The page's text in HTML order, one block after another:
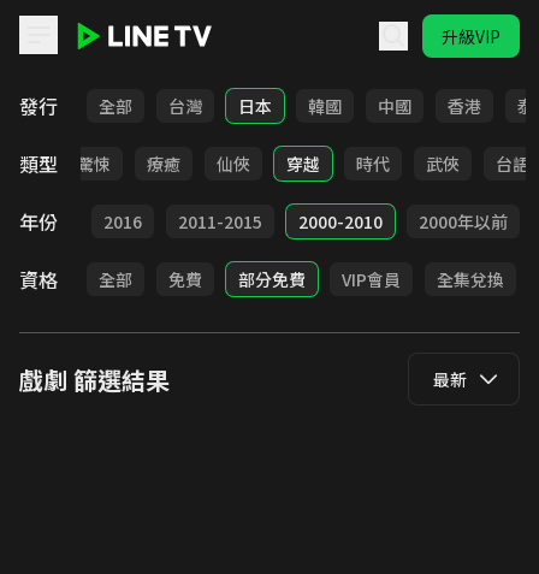
升級VIP
發行 全部 台灣 日本 韓國 中國 香港 泰
類型
奇幻 驚悚 療癒 仙俠 穿越 時代 武俠 台語
年份
2017 2016 2011-2015 2000-2010 2000年以前
資格 全部 免費 部分免費 VIP會員 全集兌換
戲劇 篩選結果 最新